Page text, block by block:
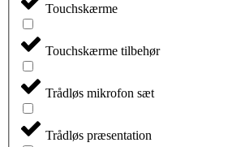
Touchskærme
Touchskærme tilbehør
Trådløs mikrofon sæt
Trådløs præsentation